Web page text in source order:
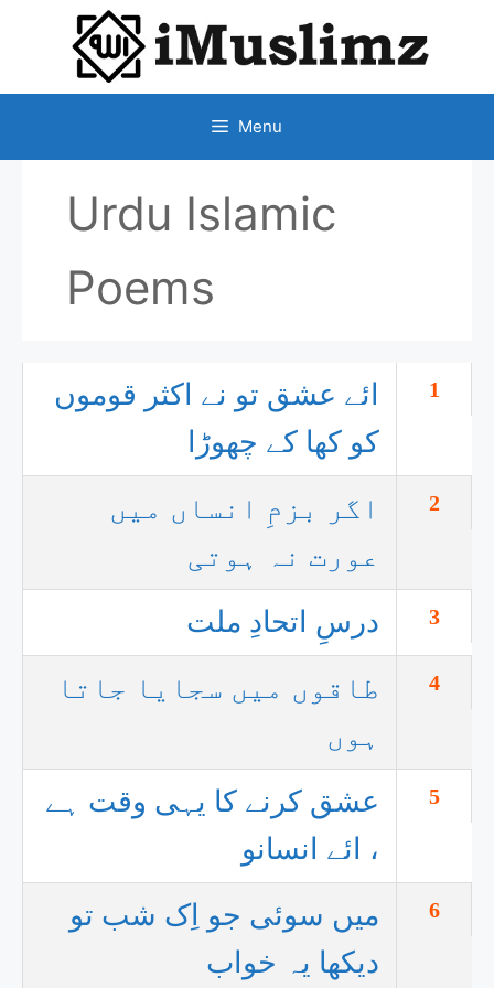
CONTENT
Menu
Urdu Islamic
Poems
1
ائے عشق تو نے اکثر قوموں
کو کھا کے چھوڑا
2
اگر بزمِ انساں میں
عورت نہ ہوتی
3 درسِ اتحادِ ملت
4
طاقوں میں سجایا جاتا
ہوں
5
عشق کرنے کا یہی وقت ہے
، ائے انسانو
6
میں سوئی جو اِک شب تو
دیکھا یہ خواب